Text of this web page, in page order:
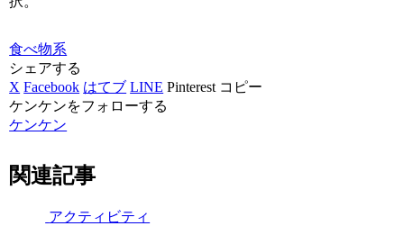
食べ物系
シェアする
X Facebook はてブ LINE Pinterest コピー
ケンケンをフォローする
ケンケン
関連記事
アクティビティ